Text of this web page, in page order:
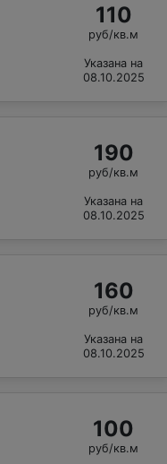
110
руб/кв.м
Указана на
08.10.2025
190
руб/кв.м
Указана на
08.10.2025
160
руб/кв.м
Указана на
08.10.2025
100
руб/кв.м